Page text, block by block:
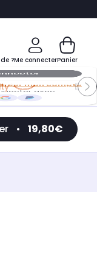
?Me connecter
mon compte
avec
Panier
• 19,80€